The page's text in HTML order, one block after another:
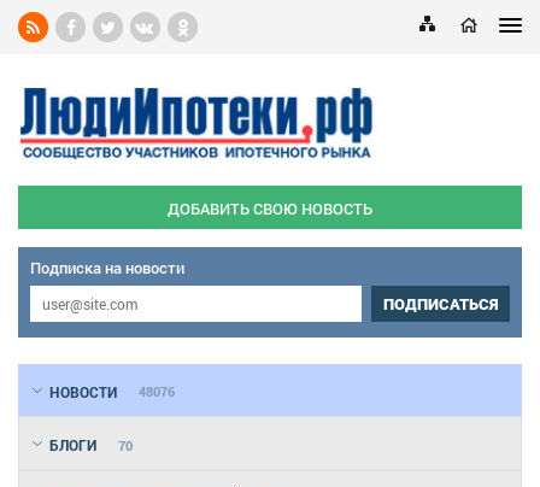
ДОБАВИТЬ СВОЮ НОВОСТЬ
Подписка на новости
ПОДПИСАТЬСЯ
НОВОСТИ 48076
БЛОГИ 70